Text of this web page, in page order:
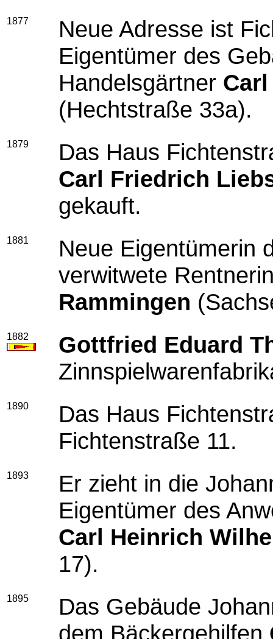
1877
Neue Adresse ist
Eigentümer des
Handelsgärtner
(Hechtstraße 33a).
1879
Das Haus
Carl Friedrich
gekauft.
1881
Neue Eigentümerin
verwitwete
Rammingen
1882
Gottfried Eduard
1890
Das Haus
Fichtenstraße 11.
1893
Er zieht in die
Eigentümer des
Carl Heinrich
17).
1895
Das Gebäude
dem Bäckergehilfen